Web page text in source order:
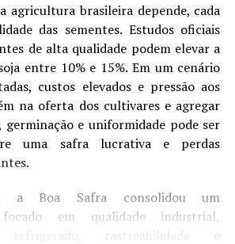
agricultura brasileira depende, cada
das sementes. Estudos oficiais
de alta qualidade podem elevar a
entre 10% e 15%. Em um cenário
custos elevados e pressão aos
na oferta dos cultivares e agregar
germinação e uniformidade pode ser
uma safra lucrativa e perdas
a Boa Safra consolidou um
focado em qualidade industrial,